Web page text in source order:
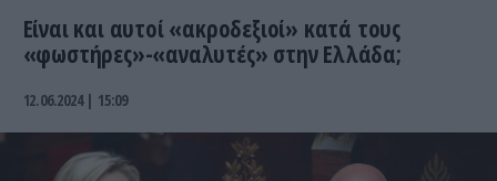
Είναι και αυτοί «ακροδεξιοί» κατά τους
«φωστήρες»-«αναλυτές» στην Ελλάδα;
12.06.2024 | 15:09